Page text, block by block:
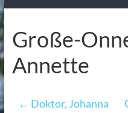
Große-
Annette
← Doktor, Johanna